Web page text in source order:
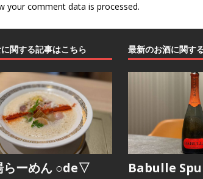
your comment data is processed.
関する記事はこちら
らーめん ○de▽
最新のお酒に関す
Babulle